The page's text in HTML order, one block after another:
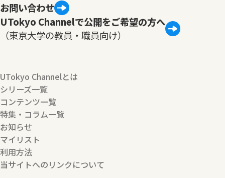
お問い合わせ
UTokyo Channelで公開をご希望の方へ
（東京大学の教員・職員向け）
UTokyo Channelとは
シリーズ一覧
コンテンツ一覧
特集・コラム一覧
お知らせ
マイリスト
利用方法
当サイトへのリンクについて